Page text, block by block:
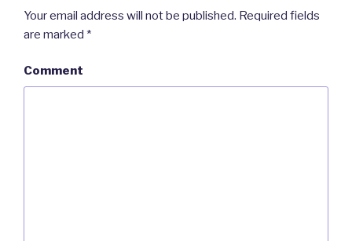
Your email address will not be published. Required fields
are marked *
Comment